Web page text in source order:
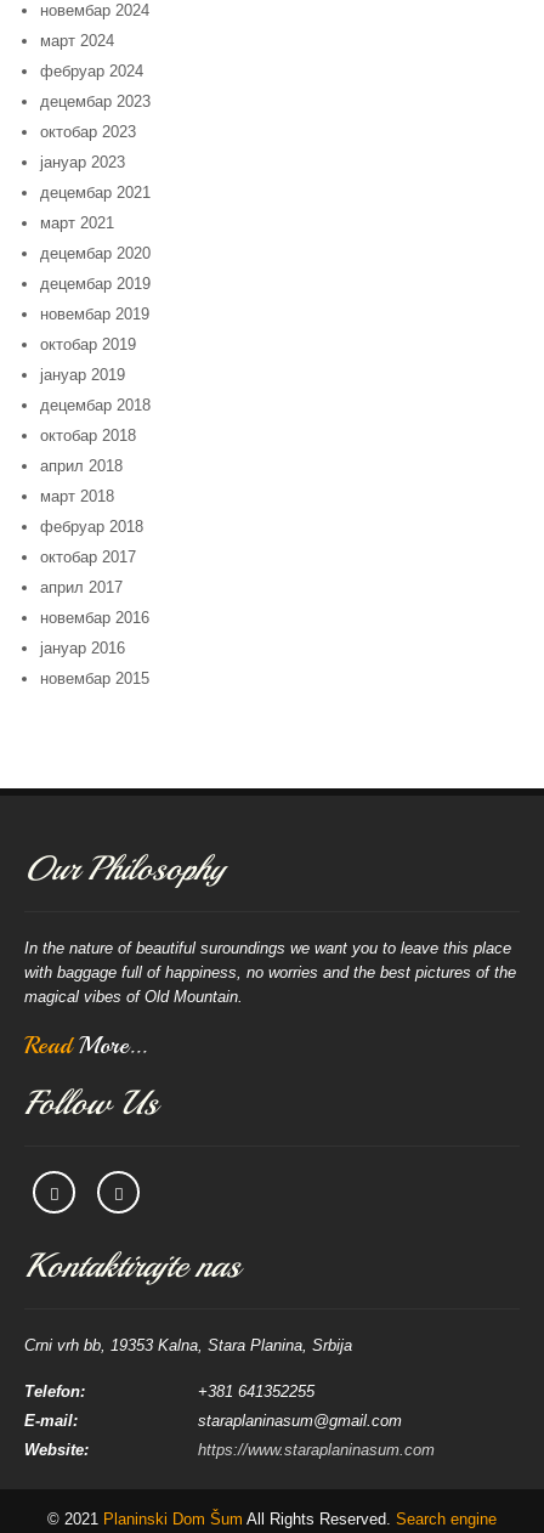
новембар 2024
март 2024
фебруар 2024
децембар 2023
октобар 2023
јануар 2023
децембар 2021
март 2021
децембар 2020
децембар 2019
новембар 2019
октобар 2019
јануар 2019
децембар 2018
октобар 2018
април 2018
март 2018
фебруар 2018
октобар 2017
април 2017
новембар 2016
јануар 2016
новембар 2015
Our Philosophy
In the nature of beautiful suroundings we want you to leave this place
with baggage full of happiness, no worries and the best pictures of the
magical vibes of Old Mountain.
ReadMore...
Follow Us
Kontaktirajte nas
Crni vrh bb, 19353 Kalna, Stara Planina, Srbija
Telefon:
+381 641352255
E-mail:
staraplaninasum@gmail.com
Website:
https://www.staraplaninasum.com
© 2021 Planinski Dom Šum All Rights Reserved. Search engine